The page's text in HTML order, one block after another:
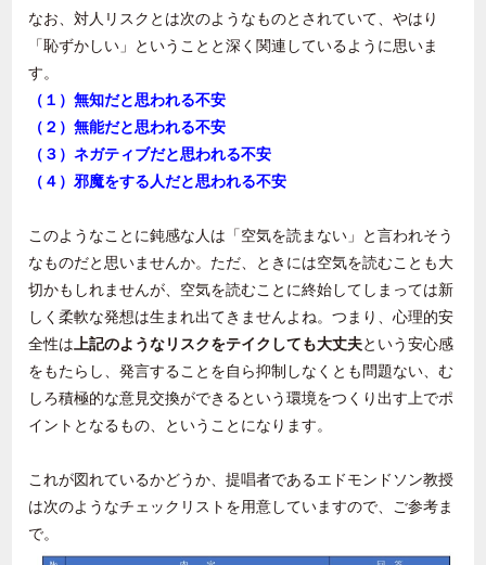
なお、対人リスクとは次のようなものとされていて、やはり
「恥ずかしい」ということと深く関連しているように思いま
す。
（１）無知だと思われる不安
（２）無能だと思われる不安
（３）ネガティブだと思われる不安
（４）邪魔をする人だと思われる不安
このようなことに鈍感な人は「空気を読まない」と言われそう
なものだと思いませんか。ただ、ときには空気を読むことも大
切かもしれませんが、空気を読むことに終始してしまっては新
しく柔軟な発想は生まれ出てきませんよね。つまり、心理的安
全性は 上記のようなリスクをテイクしても大丈夫という安心感
をもたらし、発言することを自ら抑制しなくとも問題ない、む
しろ積極的な意見交換ができるという環境をつくり出す上でポ
イントとなるもの、ということになります。
これが図れているかどうか、提唱者であるエドモンドソン教授
は次のようなチェックリストを用意していますので、ご参考ま
で。